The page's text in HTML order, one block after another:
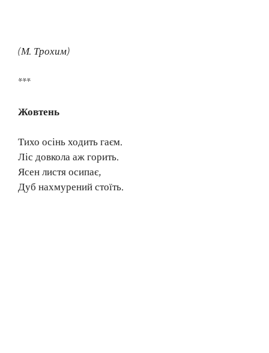
(М. Трохим)
***
Жовтень
Тихо осінь ходить гаєм.
Ліс довкола аж горить.
Ясен листя осипає,
Дуб нахмурений стоїть.